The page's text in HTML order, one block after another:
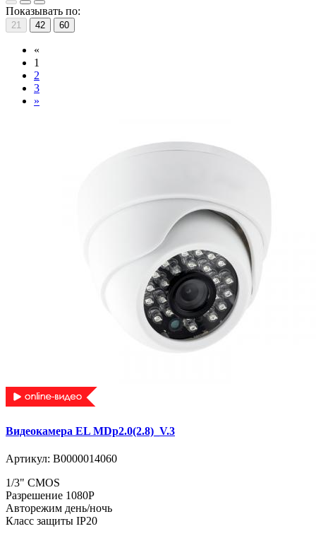
Показывать по:
21 42 60
«
1
2
3
»
Видеокамера EL MDp2.0(2.8)_V.3
Артикул: В0000014060
1/3" CMOS
Разрешение 1080P
Авторежим день/ночь
Класс защиты IP20